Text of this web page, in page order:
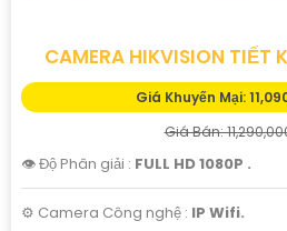
CAMERA HIKVISION TIẾT
Giá Khuyến Mại:
Giá Bán:
👁 Độ Phân giải : FULL HD 1080P .
⚙ Camera Công nghệ : IP Wifi.